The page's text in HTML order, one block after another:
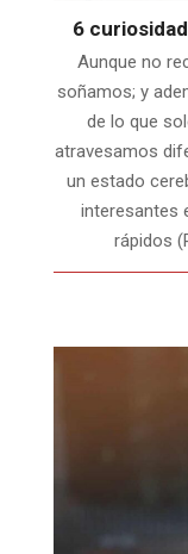
6
Aunque no
soñamos; y
de lo que
atravesamos
un estado
interesantes
rápidos